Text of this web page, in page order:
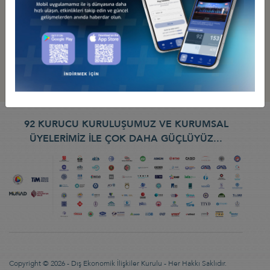
92 KURUCU KURULUŞUMUZ VE KURUMSAL
ÜYELERİMİZ İLE ÇOK DAHA GÜÇLÜYÜZ...
Copyright © 2026 - Dış Ekonomik İlişkiler Kurulu - Her Hakkı Saklıdır.